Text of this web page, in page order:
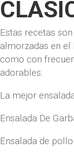
Estas recetas
almorzadas en
como con
adorables.
La mejor
Ensalada De
Ensalada de